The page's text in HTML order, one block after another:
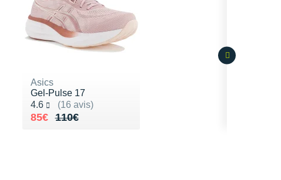
Asics
Gel-Pulse 17
4.6
(16 avis)
Noté 4.6 sur 5
110€
Au lieu de 110€
85€
Vendu 85€